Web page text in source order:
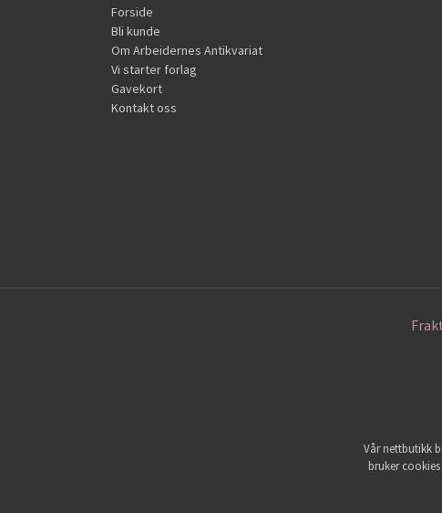
Forside
Bli kunde
Om Arbeidernes Antikvariat
Vi starter forlag
Gavekort
Kontakt oss
Vår nettbutikk
bruker